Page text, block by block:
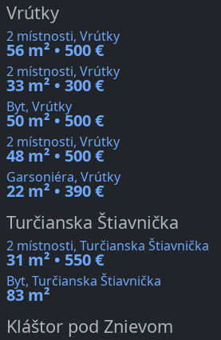
Vrútky
2 místnosti, Vrútky
56 m² • 500 €
2 místnosti, Vrútky
33 m² • 300 €
Byt, Vrútky
50 m² • 500 €
2 místnosti, Vrútky
48 m² • 500 €
Garsoniéra, Vrútky
22 m² • 390 €
Turčianska Štiavnička
2 místnosti, Turčianska Štiavnička
31 m² • 550 €
Byt, Turčianska Štiavnička
83 m²
Kláštor pod Znievom